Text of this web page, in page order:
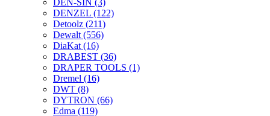
DEN-SIN (3)
DENZEL (122)
Detoolz (211)
Dewalt (556)
DiaKat (16)
DRABEST (36)
DRAPER TOOLS (1)
Dremel (16)
DWT (8)
DYTRON (66)
Edma (119)